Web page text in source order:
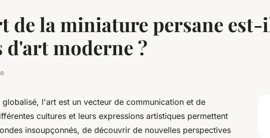
de la miniature persane est-
d'art moderne ?
l'art est un vecteur de communication et de
cultures et leurs expressions artistiques permettent
insoupçonnés, de découvrir de nouvelles perspectives